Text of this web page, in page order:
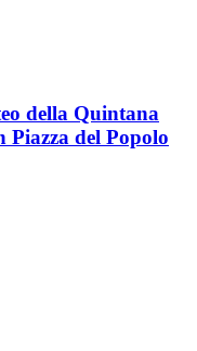
della Quintana
Piazza del Popolo